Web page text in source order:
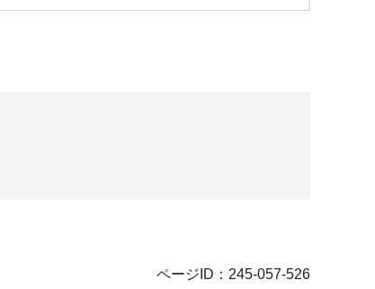
ページID：245-057-526